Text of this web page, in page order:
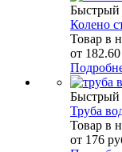
Быстрый
Колено
Товар в
от
Быстрый
Труба
Товар в
от 176